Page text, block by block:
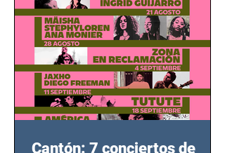
Cantón: 7 conciertos de